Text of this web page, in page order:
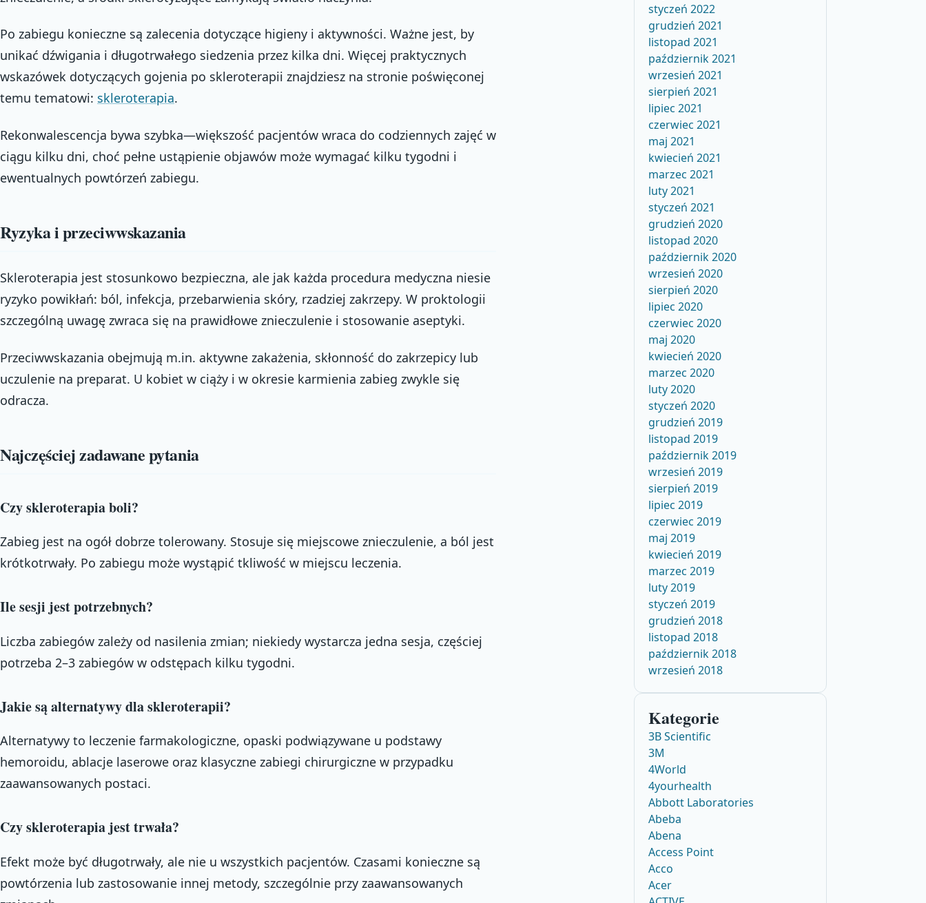
Po zabiegu konieczne są zalecenia dotyczące higieny i aktywności. Ważne jest, by
unikać dźwigania i długotrwałego siedzenia przez kilka dni. Więcej praktycznych
wskazówek dotyczących gojenia po skleroterapii znajdziesz na stronie poświęconej
temu tematowi: skleroterapia.
Rekonwalescencja bywa szybka—większość pacjentów wraca do codziennych zajęć w
ciągu kilku dni, choć pełne ustąpienie objawów może wymagać kilku tygodni i
ewentualnych powtórzeń zabiegu.
Ryzyka i przeciwwskazania
Skleroterapia jest stosunkowo bezpieczna, ale jak każda procedura medyczna niesie
ryzyko powikłań: ból, infekcja, przebarwienia skóry, rzadziej zakrzepy. W proktologii
szczególną uwagę zwraca się na prawidłowe znieczulenie i stosowanie aseptyki.
Przeciwwskazania obejmują m.in. aktywne zakażenia, skłonność do zakrzepicy lub
uczulenie na preparat. U kobiet w ciąży i w okresie karmienia zabieg zwykle się
odracza.
Najczęściej zadawane pytania
Czy skleroterapia boli?
Zabieg jest na ogół dobrze tolerowany. Stosuje się miejscowe znieczulenie, a ból jest
krótkotrwały. Po zabiegu może wystąpić tkliwość w miejscu leczenia.
Ile sesji jest potrzebnych?
Liczba zabiegów zależy od nasilenia zmian; niekiedy wystarcza jedna sesja, częściej
potrzeba 2–3 zabiegów w odstępach kilku tygodni.
Jakie są alternatywy dla skleroterapii?
Alternatywy to leczenie farmakologiczne, opaski podwiązywane u podstawy
hemoroidu, ablacje laserowe oraz klasyczne zabiegi chirurgiczne w przypadku
zaawansowanych postaci.
Czy skleroterapia jest trwała?
Efekt może być długotrwały, ale nie u wszystkich pacjentów. Czasami konieczne są
powtórzenia lub zastosowanie innej metody, szczególnie przy zaawansowanych
styczeń 2022
grudzień 2021
listopad 2021
październik 2021
wrzesień 2021
sierpień 2021
lipiec 2021
czerwiec 2021
maj 2021
kwiecień 2021
marzec 2021
luty 2021
styczeń 2021
grudzień 2020
listopad 2020
październik 2020
wrzesień 2020
sierpień 2020
lipiec 2020
czerwiec 2020
maj 2020
kwiecień 2020
marzec 2020
luty 2020
styczeń 2020
grudzień 2019
listopad 2019
październik 2019
wrzesień 2019
sierpień 2019
lipiec 2019
czerwiec 2019
maj 2019
kwiecień 2019
marzec 2019
luty 2019
styczeń 2019
grudzień 2018
listopad 2018
październik 2018
wrzesień 2018
Kategorie
3B Scientific
3M
4World
4yourhealth
Abbott Laboratories
Abeba
Abena
Access Point
Acco
Acer